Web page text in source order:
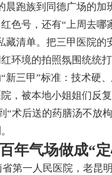
晨跑族到同德广场的加
色号，还有“上周去哪
藏清单。把三甲医院的
环境的拍照氛围统统
新三甲”标准：技术硬
，被本地小姐姐们反
“术后送的药膳汤不放
年气场做成“
第一人民医院，老昆